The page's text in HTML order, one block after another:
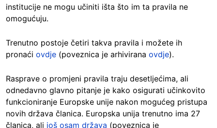
institucije ne mogu učiniti išta što im ta pravila ne
omogućuju.
Trenutno postoje četiri takva pravila i možete ih
pronaći ovdje (poveznica je arhivirana ovdje).
Rasprave o promjeni pravila traju desetljećima, ali
odnedavno glavno pitanje je kako osigurati učinkovito
funkcioniranje Europske unije nakon mogućeg pristupa
novih država članica. Europska unija trenutno ima 27
članica, ali još osam država (poveznica je